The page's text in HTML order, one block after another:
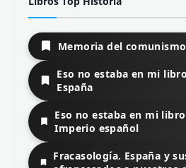
Memoria del comunismo
Eso no estaba en mi
España
Eso no estaba en mi
Imperio español
Fracasología. España y